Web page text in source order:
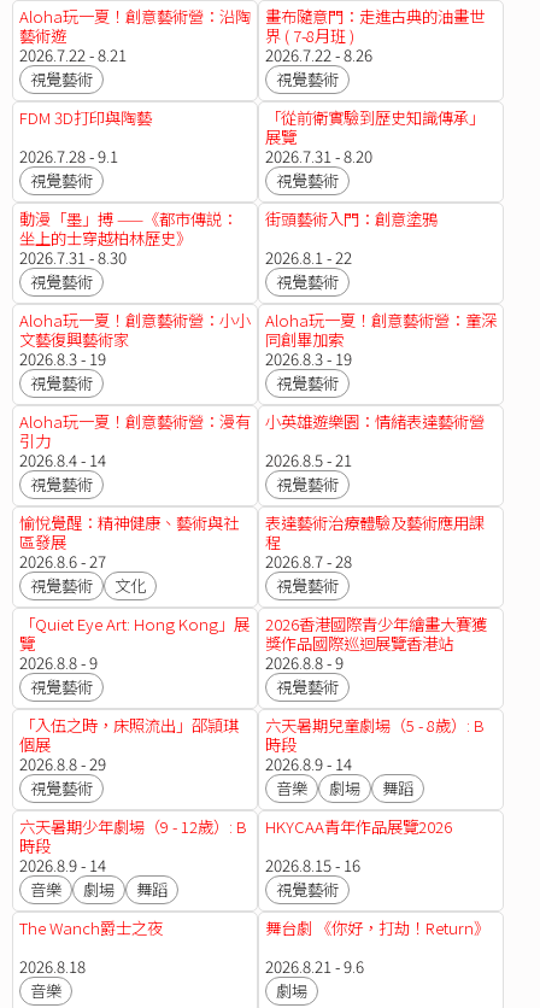
Aloha玩一夏！創意藝術營：沿陶
藝術遊
2026.7.22 - 8.21
視覺藝術
畫布隨意門：走進古典的油畫世
界 ( 7-8月班 )
2026.7.22 - 8.26
視覺藝術
FDM 3D打印與陶藝
2026.7.28 - 9.1
視覺藝術
「從前衛實驗到歷史知識傳承」
展覽
2026.7.31 - 8.20
視覺藝術
動漫「墨」搏 ——《都市傳説：
坐上的士穿越柏林歷史》
2026.7.31 - 8.30
視覺藝術
街頭藝術入門：創意塗鴉
2026.8.1 - 22
視覺藝術
Aloha玩一夏！創意藝術營：小小
文藝復興藝術家
2026.8.3 - 19
視覺藝術
Aloha玩一夏！創意藝術營：童深
同創畢加索
2026.8.3 - 19
視覺藝術
Aloha玩一夏！創意藝術營：漫有
引力
2026.8.4 - 14
視覺藝術
小英雄遊樂園：情緒表達藝術營
2026.8.5 - 21
視覺藝術
愉悅覺醒：精神健康、藝術與社
區發展
2026.8.6 - 27
視覺藝術
文化
表達藝術治療體驗及藝術應用課
程
2026.8.7 - 28
視覺藝術
「Quiet Eye Art: Hong Kong」展
覽
2026.8.8 - 9
視覺藝術
2026香港國際青少年繪畫大賽獲
獎作品國際巡迴展覽香港站
2026.8.8 - 9
視覺藝術
「入伍之時，床照流出」邵頴琪
個展
2026.8.8 - 29
視覺藝術
六天暑期兒童劇場（5 - 8歲）: B
時段
2026.8.9 - 14
音樂
劇場
舞蹈
六天暑期少年劇場（9 - 12歲）: B
時段
2026.8.9 - 14
音樂
劇場 舞蹈
HKYCAA青年作品展覽2026
2026.8.15 - 16
視覺藝術
The Wanch爵士之夜
2026.8.18
音樂
舞台劇 《你好，打劫！Return》
2026.8.21 - 9.6
劇場